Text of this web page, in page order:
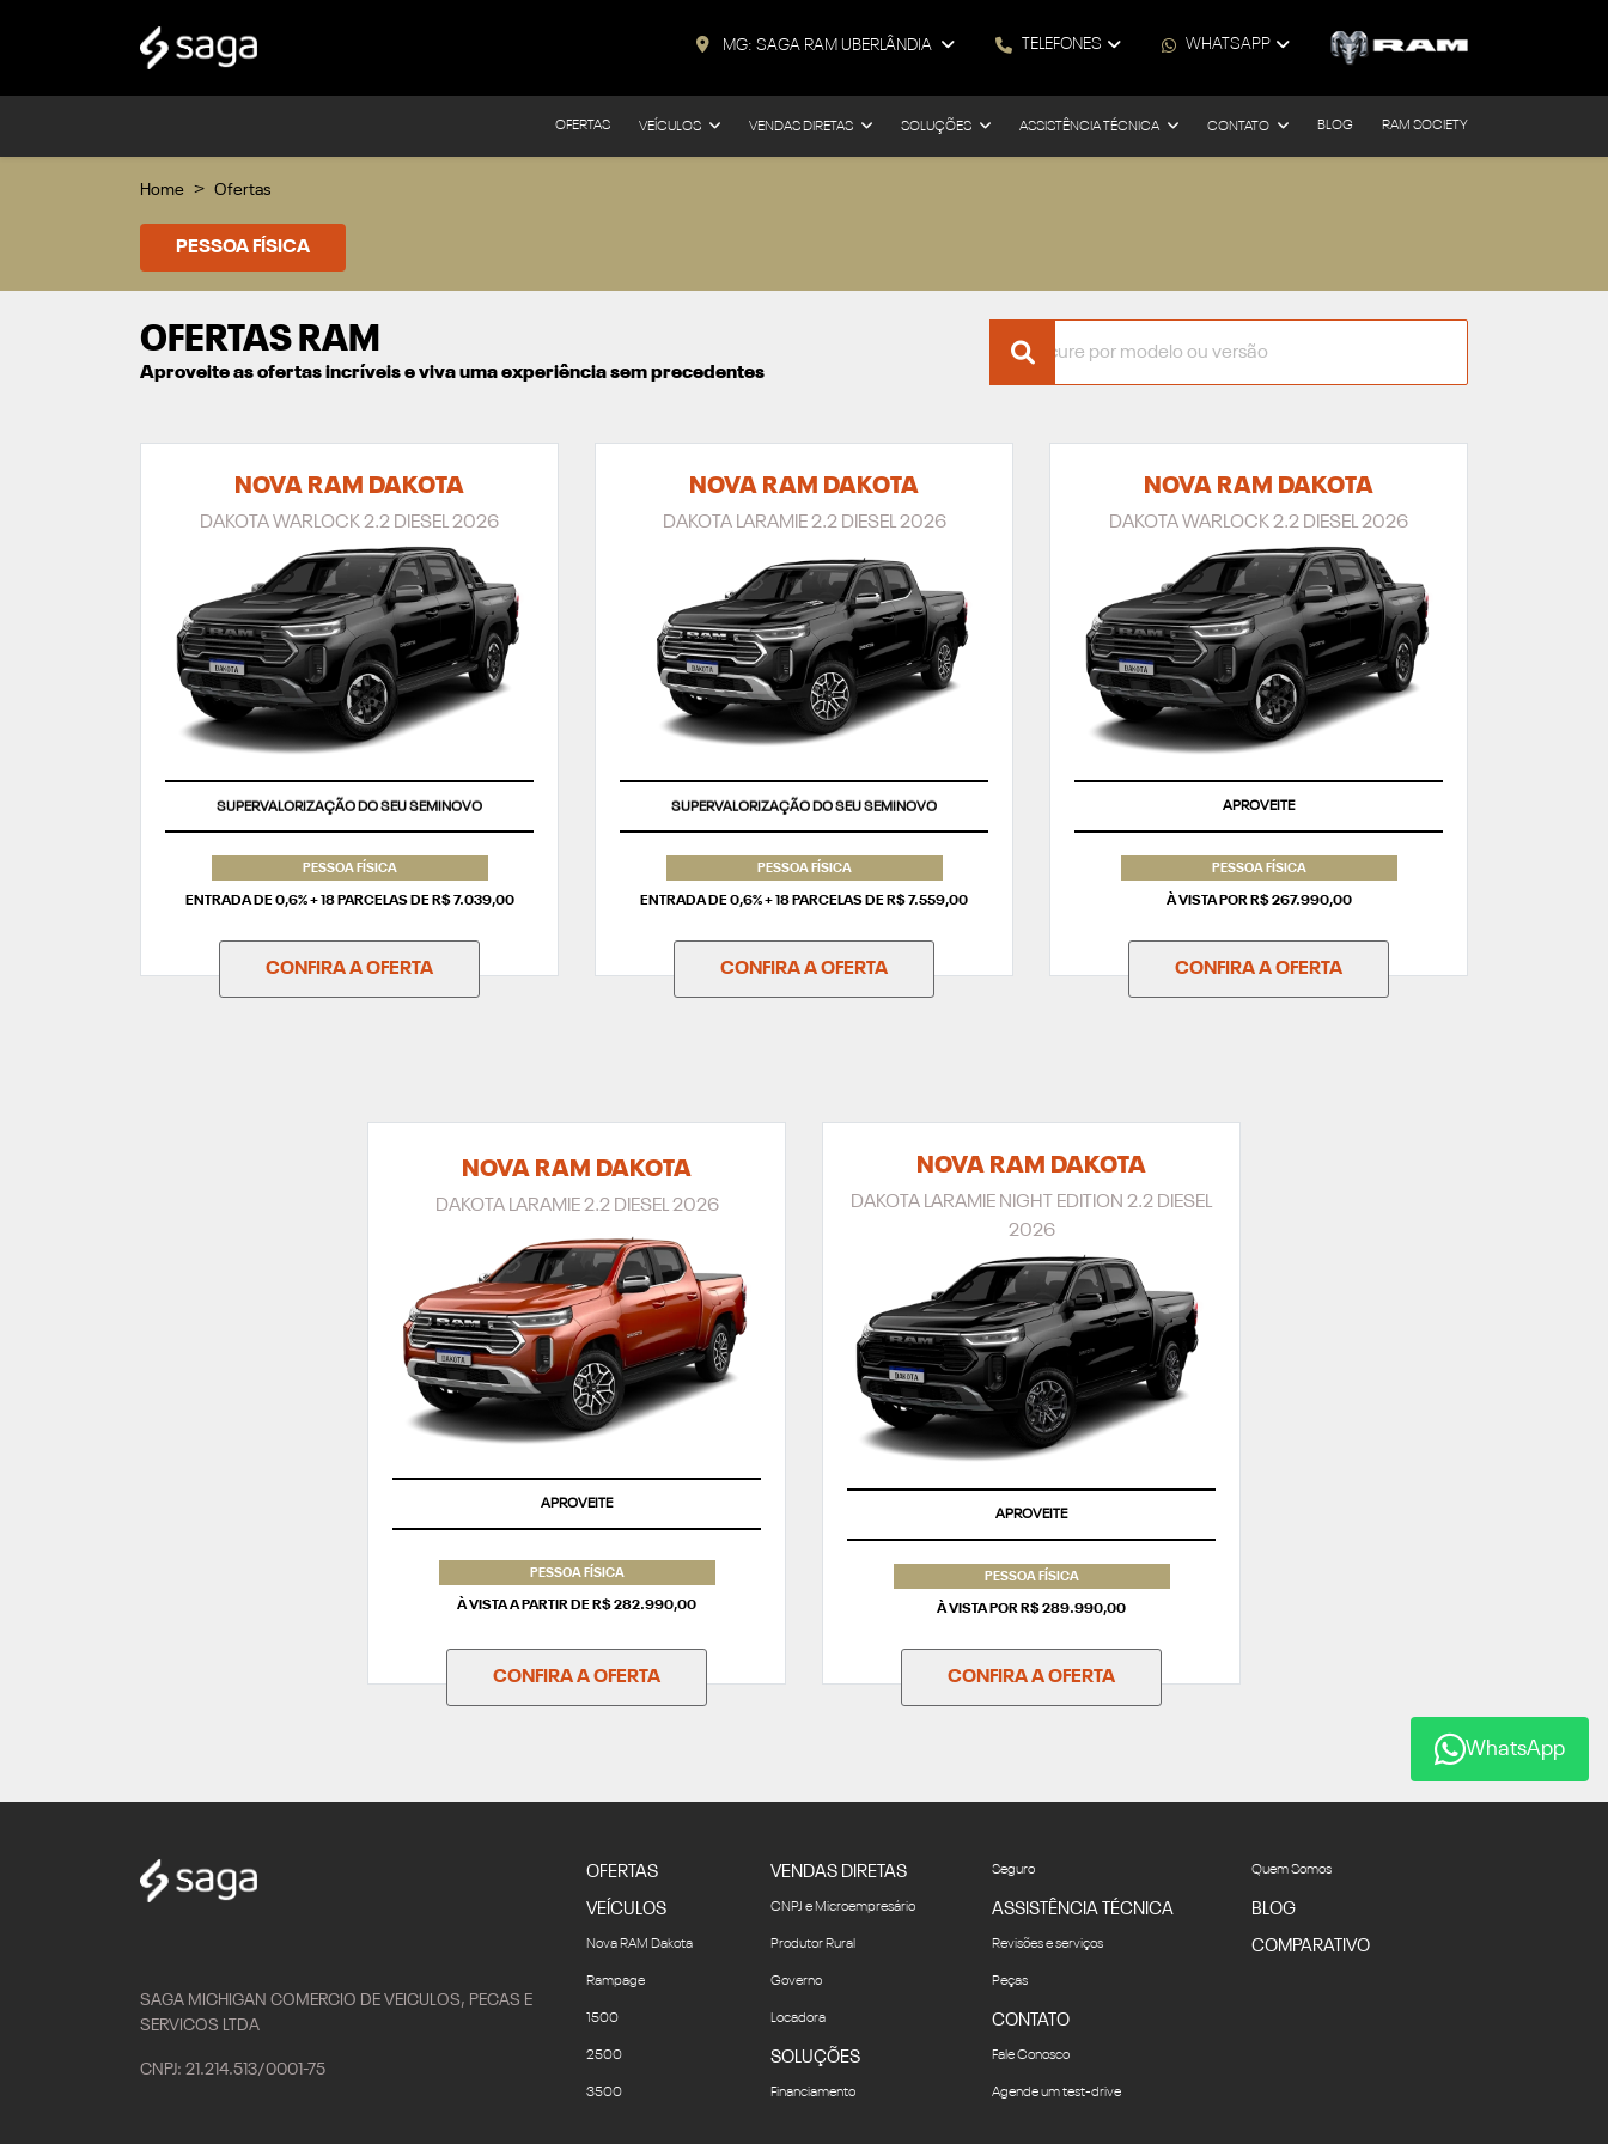
MG: SAGA RAM UBERLÂNDIA TELEFONES WHATSAPP
OFERTAS VEÍCULOS VENDAS DIRETAS SOLUÇÕES ASSISTÊNCIA TÉCNICA CONTATO BLOG RAM SOCIETY
Home Ofertas
PESSOA FÍSICA
OFERTAS RAM
Aproveite as ofertas incríveis e viva uma experiência sem precedentes
NOVA RAM DAKOTA
DAKOTA WARLOCK 2.2 DIESEL 2026
SUPERVALORIZAÇÃO DO SEU SEMINOVO
PESSOA FÍSICA
ENTRADA DE 0,6% + 18 PARCELAS DE R$ 7.039,00
CONFIRA A OFERTA
NOVA RAM DAKOTA
DAKOTA LARAMIE 2.2 DIESEL 2026
SUPERVALORIZAÇÃO DO SEU SEMINOVO
PESSOA FÍSICA
ENTRADA DE 0,6% + 18 PARCELAS DE R$ 7.559,00
CONFIRA A OFERTA
NOVA RAM DAKOTA
DAKOTA WARLOCK 2.2 DIESEL 2026
APROVEITE
PESSOA FÍSICA
À VISTA POR R$ 267.990,00
CONFIRA A OFERTA
NOVA RAM DAKOTA
DAKOTA LARAMIE 2.2 DIESEL 2026
APROVEITE
PESSOA FÍSICA
À VISTA A PARTIR DE R$ 282.990,00
CONFIRA A OFERTA
NOVA RAM DAKOTA
DAKOTA LARAMIE NIGHT EDITION 2.2 DIESEL
2026
APROVEITE
PESSOA FÍSICA
À VISTA POR R$ 289.990,00
CONFIRA A OFERTA
SAGA MICHIGAN COMERCIO DE VEICULOS, PECAS E
SERVICOS LTDA
CNPJ: 21.214.513/0001-75
OFERTAS
VEÍCULOS
Nova RAM Dakota
Rampage
1500
2500
3500
VENDAS DIRETAS
CNPJ e Microempresário
Produtor Rural
Governo
Locadora
SOLUÇÕES
Financiamento
Seguro
ASSISTÊNCIA TÉCNICA
Revisões e serviços
Peças
CONTATO
Fale Conosco
Agende um test-drive
Quem Somos
BLOG
COMPARATIVO
WhatsApp